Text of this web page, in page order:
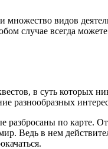
видов
случае всегда
в суть которых
разбросаны по карте.
Ведь в нем